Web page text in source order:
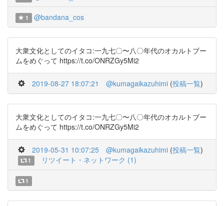
1 @bandana_cos
大衆文化としてのイタコ:一九七〇〜八〇年代のオカルトブー
ムをめぐって https://t.co/ONRZGy5Mi2
2019-08-27 18:07:21 @kumagaikazuhimi (投稿一覧)
大衆文化としてのイタコ:一九七〇〜八〇年代のオカルトブー
ムをめぐって https://t.co/ONRZGy5Mi2
2019-05-31 10:07:25 @kumagaikazuhimi (投稿一覧)
1 リツイート・ネットワーク (1)
1